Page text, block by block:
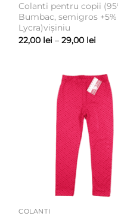
Colanti pentru copii
Bumbac, semigros +5%
Lycra)vișiniu
22,00 lei – 29,00 lei
până
la
29,00
COLANTI